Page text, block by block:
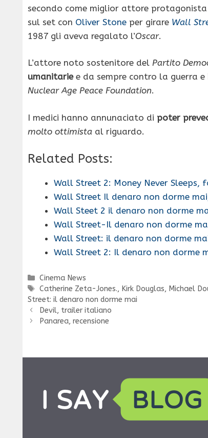
secondo come miglior attore protagonista
sul set con Oliver Stone per girare Wall
1987 gli aveva regalato l’Oscar.
L’attore noto sostenitore del Partito
umanitariee da sempre contro la guerra
Nuclear Age Peace Foundation.
I medici hanno annunaciato di poter
molto ottimista al riguardo.
Related Posts:
Wall Street 2: Money Never
Wall Street Il denaro non dorme
Wall Steet 2 il denaro non dorme
Wall Street-Il denaro non dorme
Wall Street: il denaro non dorme
Wall Street 2: Il denaro non dorme
Categorie
Cinema News
Tag
Catherine Zeta-Jones., Kirk Douglas, Michael
Street: il denaro non dorme mai
Devil, trailer italiano
Panarea, recensione